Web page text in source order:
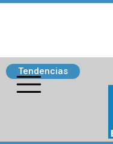
Tendencias